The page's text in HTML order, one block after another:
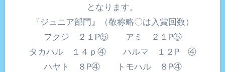
となります。
『ジュニア部門』（敬称略〇は入賞回数）
フクジ ２１P⑤ アミ ２１P⑤
タカハル １４ｐ④ ハルマ １２P ④
ハヤト ８P④ トモハル ８P④